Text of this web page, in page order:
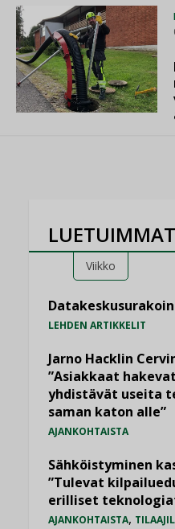
Viikko
LEHDEN ARTIKKELIT
Jarno Hacklin
”Asiakkaat
yhdistävät useita
saman katon alle”
AJANKOHTAISTA
Sähköistyminen
”Tulevat
erilliset
AJANKOHTAISTA,